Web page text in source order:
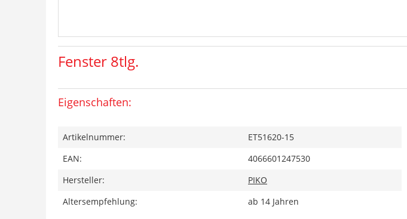
Fenster 8tlg.
Eigenschaften:
Artikelnummer:
ET51620-15
EAN:
4066601247530
Hersteller:
PIKO
Altersempfehlung:
ab 14 Jahren